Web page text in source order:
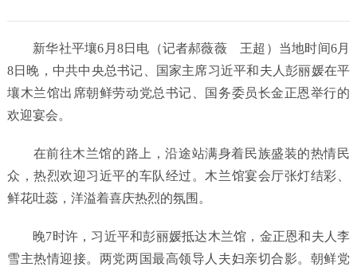
新华社平壤6月8日电（记者郝薇薇 王超）当地时间6月
8日晚，中共中央总书记、国家主席习近平和夫人彭丽媛在平
壤木兰馆出席朝鲜劳动党总书记、国务委员长金正恩举行的
欢迎宴会。
在前往木兰馆的路上，沿途站满身着民族盛装的热情民
众，热烈欢迎习近平的车队经过。木兰馆宴会厅张灯结彩、
鲜花吐蕊，洋溢着喜庆热烈的氛围。
晚7时许，习近平和彭丽媛抵达木兰馆，金正恩和夫人李
雪主热情迎接。两党两国最高领导人夫妇亲切合影。朝鲜党